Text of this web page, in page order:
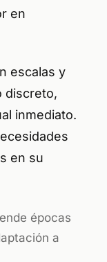
en
escalas y
discreto,
inmediato.
en su
épocas
a